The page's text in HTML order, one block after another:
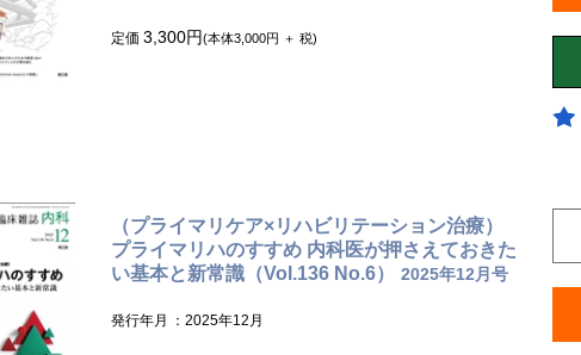
定価 3,300円(本体3,000円 ＋ 税)
（プライマリケア×リハビリテーション治療）
プライマリハのすすめ 内科医が押さえておきた
い基本と新常識（Vol.136 No.6）
2025年12月号
発行年月 ：2025年12月